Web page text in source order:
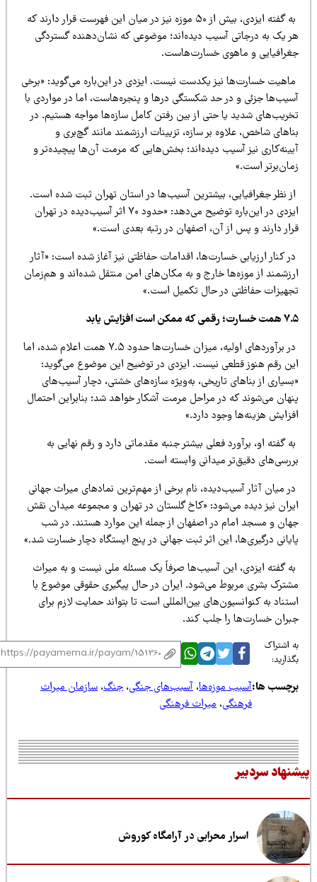
به گفته ایزدی، بیش از ۵۰ موزه نیز در میان این فهرست قرار دارند که
یک به درجاتی آسیب دیده‌اند؛ موضوعی که نشان‌دهنده گستردگی
و ماهوی خسارت‌هاست.
خسارت‌ها نیز یکدست نیست. ایزدی در این‌باره می‌گوید: «برخی
جزئی و در حد شکستگی درها و پنجره‌هاست، اما در مواردی با
شدید یا حتی از بین رفتن کامل سازه‌ها مواجه هستیم. در
شاخص، علاوه بر سازه، تزیینات ارزشمند مانند گچ‌بری و
نیز آسیب دیده‌اند؛ بخش‌هایی که مرمت آن‌ها پیچیده‌تر و
است.»
نظر جغرافیایی، بیشترین آسیب‌ها در استان تهران ثبت شده است.
ایزدی در این‌باره توضیح می‌دهد: «حدود ۷۰ اثر آسیب‌دیده در تهران
دارند و پس از آن، اصفهان در رتبه بعدی است.»
کنار ارزیابی خسارت‌ها، اقدامات حفاظتی نیز آغاز شده است: «آثار
از موزه‌ها خارج و به مکان‌های امن منتقل شده‌اند و هم‌زمان
حفاظتی در حال تکمیل است.»
در برآوردهای اولیه، میزان خسارت‌ها حدود ۷.۵ همت اعلام شده، اما
رقم هنوز قطعی نیست. ایزدی در توضیح این موضوع می‌گوید:
از بناهای تاریخی، به‌ویژه سازه‌های خشتی، دچار آسیب‌های
می‌شوند که در مراحل مرمت آشکار خواهد شد؛ بنابراین احتمال
هزینه‌ها وجود دارد.»
گفته او، برآورد فعلی بیشتر جنبه مقدماتی دارد و رقم نهایی به
دقیق‌تر میدانی وابسته است.
میان آثار آسیب‌دیده، نام برخی از مهم‌ترین نمادهای میراث جهانی
نیز دیده می‌شود: «کاخ گلستان در تهران و مجموعه میدان نقش
و مسجد امام در اصفهان از جمله این موارد هستند. در شب
درگیری‌ها، این اثر ثبت جهانی در پنج ایستگاه دچار خسارت شد.»
گفته ایزدی، این آسیب‌ها صرفاً یک مسئله ملی نیست و به میراث
بشری مربوط می‌شود. ایران در حال پیگیری حقوقی موضوع با
به کنوانسیون‌های بین‌المللی است تا بتواند حمایت لازم برای
خسارت‌ها را جلب کند.
اشتراک
ها:آسیب موزه‌ها،آسیب‌های جنگی،جنگ ،سازمان میراث
فرهنگی،میراث فرهنگی
سردبیر
اسرار محرابی در آرامگاه کوروش